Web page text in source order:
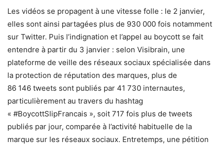
Les vidéos se propagent à une vitesse folle : le 2 janvier,
elles sont ainsi partagées plus de 930 000 fois notamment
sur Twitter. Puis l’indignation et l’appel au boycott se fait
entendre à partir du 3 janvier : selon Visibrain, une
plateforme de veille des réseaux sociaux spécialisée dans
la protection de réputation des marques, plus de
86 146 tweets sont publiés par 41 730 internautes,
particulièrement au travers du hashtag
« #BoycottSlipFrancais », soit 717 fois plus de tweets
publiés par jour, comparée à l’activité habituelle de la
marque sur les réseaux sociaux. Entretemps, une pétition